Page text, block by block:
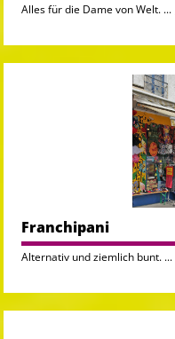
Alles für die Dame von Welt. ...
Franchipani
Alternativ und ziemlich bunt. ...